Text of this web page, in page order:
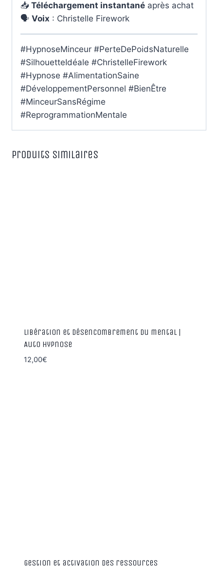
📥 Téléchargement instantané après achat
🗣 Voix : Christelle Firework
#HypnoseMinceur #PerteDePoidsNaturelle
#SilhouetteIdéale #ChristelleFirework
#Hypnose #AlimentationSaine
#DéveloppementPersonnel #BienÊtre
#MinceurSansRégime
#ReprogrammationMentale
Produits similaires
Libération et désencombrement du mental |
Auto hypnose
12,00€
Gestion et activation des ressources